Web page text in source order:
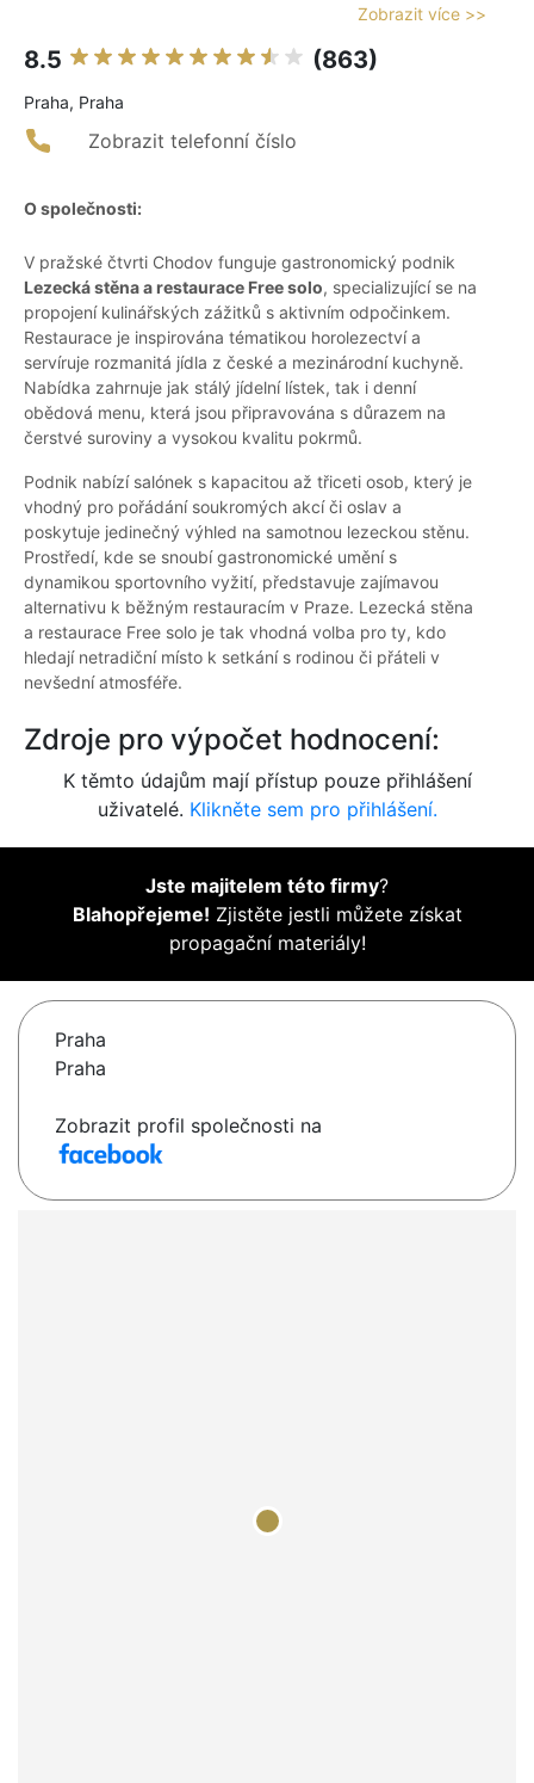
Zobrazit více >>
8.5 (863)
Praha, Praha
Zobrazit telefonní číslo
O společnosti:
V pražské čtvrti Chodov funguje gastronomický podnik
Lezecká stěna a restaurace Free solo, specializující se na
propojení kulinářských zážitků s aktivním odpočinkem.
Restaurace je inspirována tématikou horolezectví a
servíruje rozmanitá jídla z české a mezinárodní kuchyně.
Nabídka zahrnuje jak stálý jídelní lístek, tak i denní
obědová menu, která jsou připravována s důrazem na
čerstvé suroviny a vysokou kvalitu pokrmů.
Podnik nabízí salónek s kapacitou až třiceti osob, který je
vhodný pro pořádání soukromých akcí či oslav a
poskytuje jedinečný výhled na samotnou lezeckou stěnu.
Prostředí, kde se snoubí gastronomické umění s
dynamikou sportovního vyžití, představuje zajímavou
alternativu k běžným restauracím v Praze. Lezecká stěna
a restaurace Free solo je tak vhodná volba pro ty, kdo
hledají netradiční místo k setkání s rodinou či přáteli v
nevšední atmosféře.
Zdroje pro výpočet hodnocení:
K těmto údajům mají přístup pouze přihlášení
uživatelé. Klikněte sem pro přihlášení.
Jste majitelem této firmy?
Blahopřejeme! Zjistěte jestli můžete získat
propagační materiály!
Praha
Praha
Zobrazit profil společnosti na